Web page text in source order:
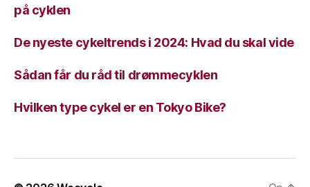
på cyklen
De nyeste cykeltrends i 2024: Hvad du skal vide
Sådan får du råd til drømmecyklen
Hvilken type cykel er en Tokyo Bike?